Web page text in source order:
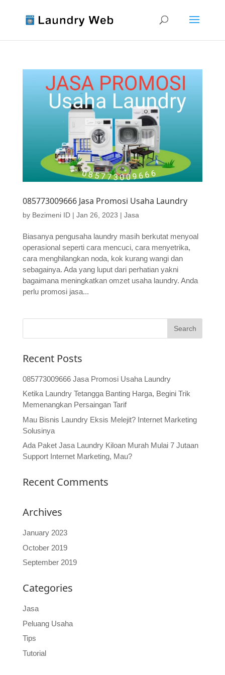
085773009666 Jasa Promosi Usaha Laundry
by Bezimeni ID| Jan 26, 2023 | Jasa
Biasanya pengusaha laundry masih berkutat menyoal
operasional seperti cara mencuci, cara menyetrika,
cara menghilangkan noda, kok kurang wangi dan
sebagainya. Ada yang luput dari perhatian yakni
bagaimana meningkatkan omzet usaha laundry. Anda
perlu promosi jasa...
Recent Posts
085773009666 Jasa Promosi Usaha Laundry
Ketika Laundry Tetangga Banting Harga, Begini Trik
Memenangkan Persaingan Tarif
Mau Bisnis Laundry Eksis Melejit? Internet Marketing
Solusinya
Ada Paket Jasa Laundry Kiloan Murah Mulai 7 Jutaan
Support Internet Marketing, Mau?
Recent Comments
Archives
January 2023
October 2019
September 2019
Categories
Jasa
Peluang Usaha
Tips
Tutorial